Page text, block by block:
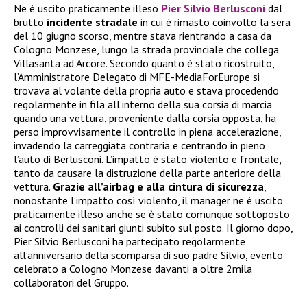
Ne è uscito praticamente illeso Pier Silvio Berlusconi dal
brutto incidente stradale in cui è rimasto coinvolto la sera
del 10 giugno scorso, mentre stava rientrando a casa da
Cologno Monzese, lungo la strada provinciale che collega
Villasanta ad Arcore. Secondo quanto è stato ricostruito,
l’Amministratore Delegato di MFE-MediaForEurope si
trovava al volante della propria auto e stava procedendo
regolarmente in fila all’interno della sua corsia di marcia
quando una vettura, proveniente dalla corsia opposta, ha
perso improvvisamente il controllo in piena accelerazione,
invadendo la carreggiata contraria e centrando in pieno
l’auto di Berlusconi. L’impatto è stato violento e frontale,
tanto da causare la distruzione della parte anteriore della
vettura. Grazie all’airbag e alla cintura di sicurezza
nonostante l’impatto così violento, il manager ne è uscito
praticamente illeso anche se è stato comunque sottoposto
ai controlli dei sanitari giunti subito sul posto. Il giorno dopo,
Pier Silvio Berlusconi ha partecipato regolarmente
all’anniversario della scomparsa di suo padre Silvio, evento
celebrato a Cologno Monzese davanti a oltre 2mila
collaboratori del Gruppo.